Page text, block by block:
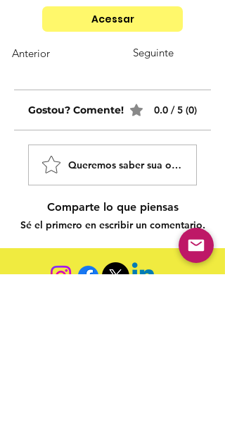
Acessar
Anterior Seguinte
Gostou? Comente! 0.0 / 5 (0)
Queremos saber sua opinião
Comparte lo que piensas
Sé el primero en escribir un comentario.